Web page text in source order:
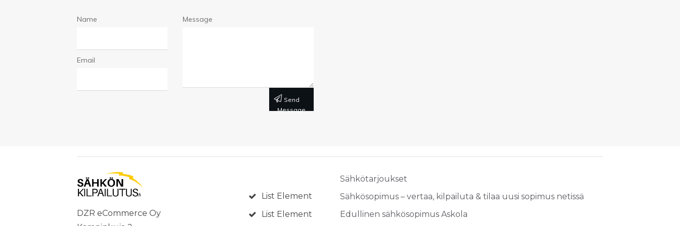
Name
Email
Message
Send
Message
DZR eCommerce Oy
List Element
List Element
Sähkötarjoukset
Sähkösopimus – vertaa, kilpailuta & tilaa uusi sopimus netissä
Edullinen sähkösopimus Askola